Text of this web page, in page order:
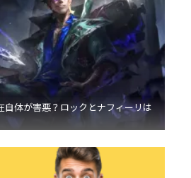
自体が害悪？ロックとナフィーリは